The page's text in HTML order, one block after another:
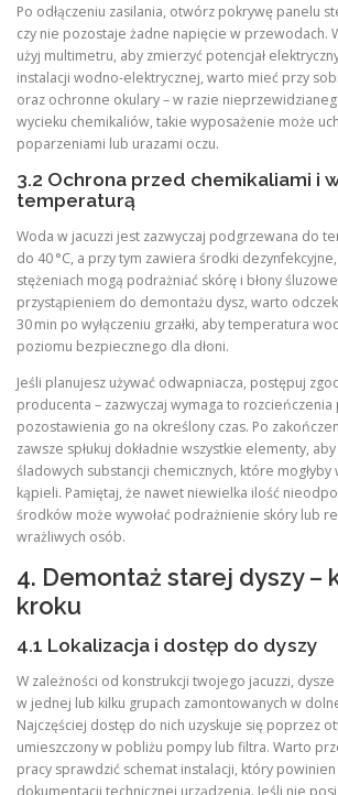
Po odłączeniu zasilania, otwórz pokrywę panelu
czy nie pozostaje żadne napięcie w przewodach.
użyj multimetru, aby zmierzyć potencjał
instalacji wodno-elektrycznej, warto mieć przy
oraz ochronne okulary – w razie
wycieku chemikaliów, takie wyposażenie może
poparzeniami lub urazami oczu.
3.2 Ochrona przed chemikaliami i
temperaturą
Woda w jacuzzi jest zazwyczaj podgrzewana do
do 40 °C, a przy tym zawiera środki
stężeniach mogą podrażniać skórę i błony
przystąpieniem do demontażu dysz, warto
30 min po wyłączeniu grzałki, aby temperatura
poziomu bezpiecznego dla dłoni.
Jeśli planujesz używać odwapniacza, postępuj
producenta – zazwyczaj wymaga to
pozostawienia go na określony czas. Po
zawsze spłukuj dokładnie wszystkie elementy,
śladowych substancji chemicznych, które mogłyby
kąpieli. Pamiętaj, że nawet niewielka ilość
środków może wywołać podrażnienie skóry lub
wrażliwych osób.
4. Demontaż starej dyszy –
kroku
4.1 Lokalizacja i dostęp do dyszy
W zależności od konstrukcji twojego jacuzzi,
w jednej lub kilku grupach zamontowanych w
Najczęściej dostęp do nich uzyskuje się poprzez
umieszczony w pobliżu pompy lub filtra. Warto
pracy sprawdzić schemat instalacji, który
dokumentacji technicznej urządzenia. Jeśli nie